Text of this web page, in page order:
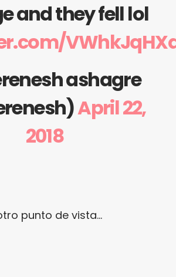
and they fell lol
ashagre
April 22,
2018
punto de vista…